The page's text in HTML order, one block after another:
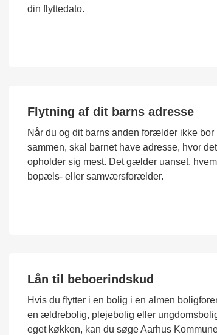
din flyttedato.
Flytning af dit barns adresse
Når du og dit barns anden forælder ikke bor
sammen, skal barnet have adresse, hvor det
opholder sig mest. Det gælder uanset,
bopæls- eller samværsforælder.
Lån til beboerindskud
Hvis du flytter i en bolig i en almen
en ældrebolig, plejebolig eller
eget køkken, kan du søge Aarhus